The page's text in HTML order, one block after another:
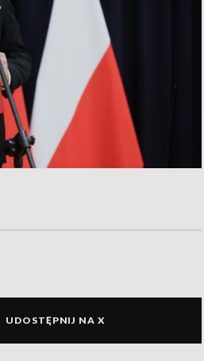
UDOSTĘPNIJ NA X